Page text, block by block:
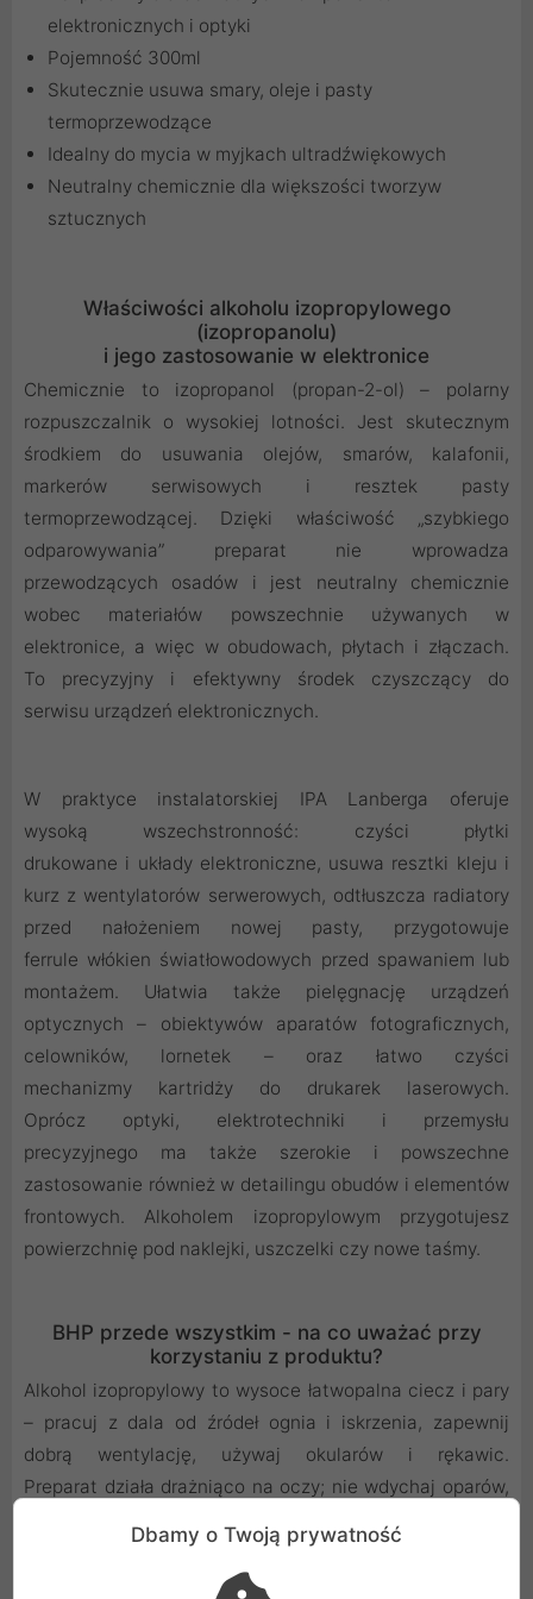
elektronicznych i optyki
Pojemność 300ml
Skutecznie usuwa smary, oleje i pasty
termoprzewodzące
Idealny do mycia w myjkach ultradźwiękowych
Neutralny chemicznie dla większości tworzyw
sztucznych
Właściwości alkoholu izopropylowego
(izopropanolu)
i jego zastosowanie w elektronice
Chemicznie to izopropanol (propan-2-ol) – polarny
rozpuszczalnik o wysokiej lotności. Jest skutecznym
środkiem do usuwania olejów, smarów, kalafonii,
markerów serwisowych i resztek pasty
termoprzewodzącej. Dzięki właściwość „szybkiego
odparowywania” preparat nie wprowadza
przewodzących osadów i jest neutralny chemicznie
wobec materiałów powszechnie używanych w
elektronice, a więc w obudowach, płytach i złączach.
To precyzyjny i efektywny środek czyszczący do
serwisu urządzeń elektronicznych.
W praktyce instalatorskiej IPA Lanberga oferuje
wysoką wszechstronność: czyści płytki
drukowane i układy elektroniczne, usuwa resztki kleju i
kurz z wentylatorów serwerowych, odtłuszcza radiatory
przed nałożeniem nowej pasty, przygotowuje
ferrule włókien światłowodowych przed spawaniem lub
montażem. Ułatwia także pielęgnację urządzeń
optycznych – obiektywów aparatów fotograficznych,
celowników, lornetek – oraz łatwo czyści
mechanizmy kartridży do drukarek laserowych.
Oprócz optyki, elektrotechniki i przemysłu
precyzyjnego ma także szerokie i powszechne
zastosowanie również w detailingu obudów i elementów
frontowych. Alkoholem izopropylowym przygotujesz
powierzchnię pod naklejki, uszczelki czy nowe taśmy.
BHP przede wszystkim - na co uważać przy
korzystaniu z produktu?
Alkohol izopropylowy to wysoce łatwopalna ciecz i pary
– pracuj z dala od źródeł ognia i iskrzenia, zapewnij
dobrą wentylację, używaj okularów i rękawic.
Preparat działa drażniąco na oczy; nie wdychaj oparów,
urządzenie od zasilania i rozładuj ładunki ESD przed
aplikacją preparatu. Przechowuj w oryginalnie
Dbamy o Twoją prywatność